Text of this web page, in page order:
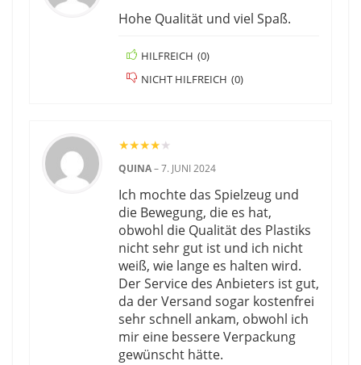
Hohe Qualität und viel Spaß.
HILFREICH (0)
NICHT HILFREICH (0)
★★★★★
QUINA–7. JUNI 2024
Ich mochte das Spielzeug und
die Bewegung, die es hat,
obwohl die Qualität des Plastiks
nicht sehr gut ist und ich nicht
weiß, wie lange es halten wird.
Der Service des Anbieters ist gut,
da der Versand sogar kostenfrei
sehr schnell ankam, obwohl ich
mir eine bessere Verpackung
gewünscht hätte.